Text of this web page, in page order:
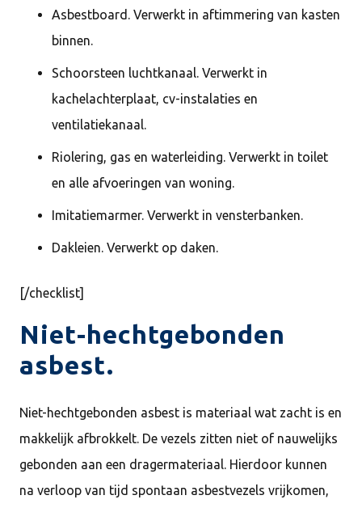
Asbestboard. Verwerkt in aftimmering van kasten
binnen.
Schoorsteen luchtkanaal. Verwerkt in
kachelachterplaat, cv-instalaties en
ventilatiekanaal.
Riolering, gas en waterleiding. Verwerkt in toilet
en alle afvoeringen van woning.
Imitatiemarmer. Verwerkt in vensterbanken.
Dakleien. Verwerkt op daken.
[/checklist]
Niet-hechtgebonden
asbest.
Niet-hechtgebonden asbest is materiaal wat zacht is en
makkelijk afbrokkelt. De vezels zitten niet of nauwelijks
gebonden aan een dragermateriaal. Hierdoor kunnen
na verloop van tijd spontaan asbestvezels vrijkomen,